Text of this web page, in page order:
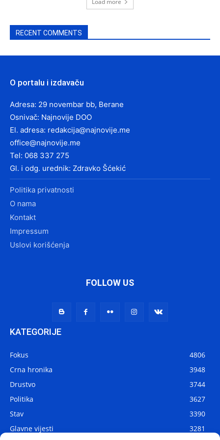
Load more
RECENT COMMENTS
O portalu i izdavaču
Adresa: 29 novembar bb, Berane
Osnivač: Najnovije DOO
El. adresa: redakcija@najnovije.me
office@najnovije.me
Tel: 068 337 275
Gl. i odg. urednik: Zdravko Šćekić
Politika privatnosti
O nama
Kontakt
Impressum
Uslovi korišćenja
FOLLOW US
KATEGORIJE
Fokus
4806
Crna hronika
3948
Drustvo
3744
Politika
3627
Stav
3390
Glavne vijesti
3281